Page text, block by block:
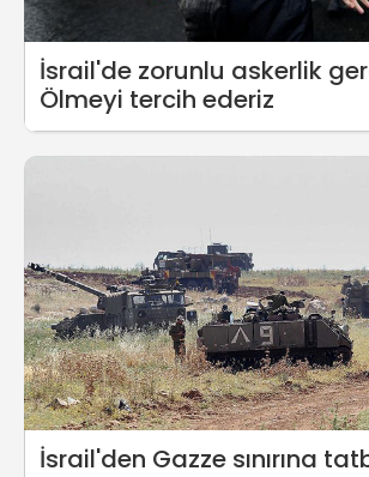
İsrail'de zorunlu askerlik
Ölmeyi tercih ederiz
İsrail'den Gazze sınırına